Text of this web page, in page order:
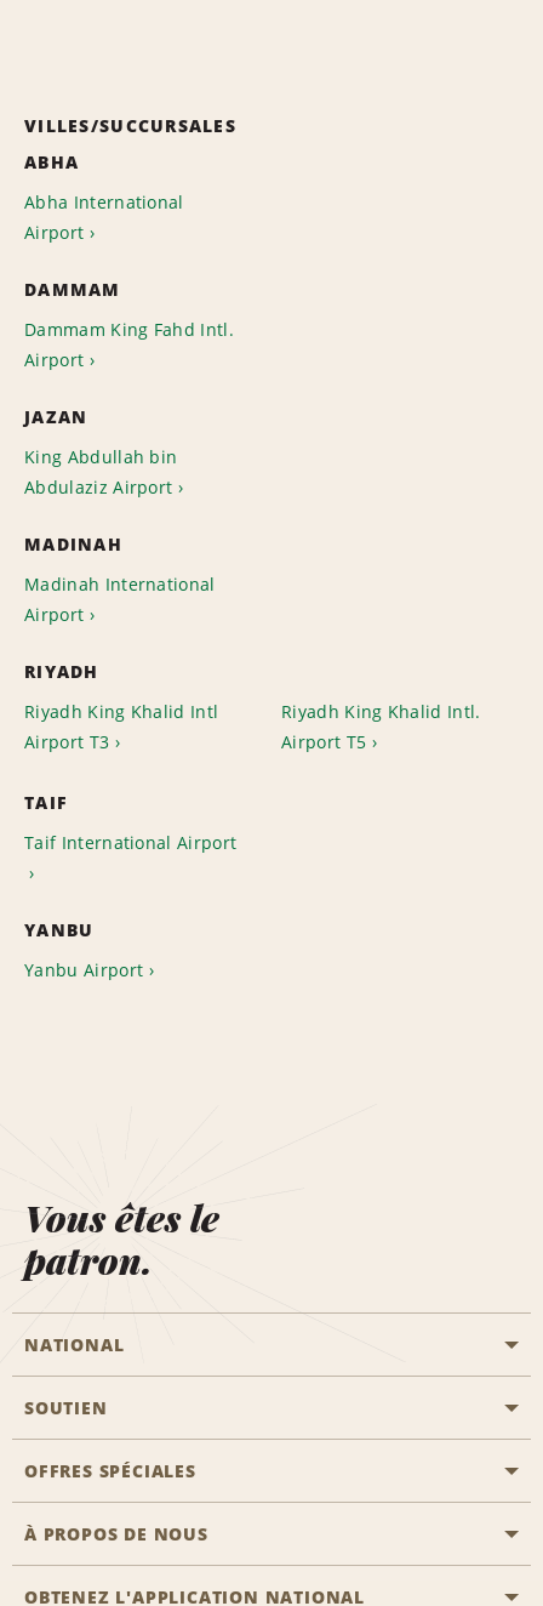
VILLES/SUCCURSALES
ABHA
Abha International
Airport
DAMMAM
Dammam King Fahd Intl.
Airport
JAZAN
King Abdullah bin
Abdulaziz Airport
MADINAH
Madinah International
Airport
RIYADH
Riyadh King Khalid Intl
Airport T3
Riyadh King Khalid Intl.
Airport T5
TAIF
Taif International Airport
YANBU
Yanbu Airport
Vous êtes le
patron.
NATIONAL
Aviation générale
Emplacements Emerald Aisle
Agents de voyage
SOUTIEN
Clients ayant un handicap
Nous contacter
FAQ
OFFRES SPÉCIALES
Toutes les offres
À PROPOS DE NOUS
Histoire de l’entreprise
OBTENEZ L'APPLICATION NATIONAL